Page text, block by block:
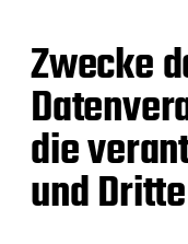
Zwecke
die
und Dritte